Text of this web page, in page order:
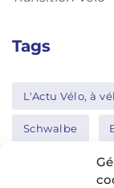
Tags
L'Actu Vélo, à
Schwalbe
Thule